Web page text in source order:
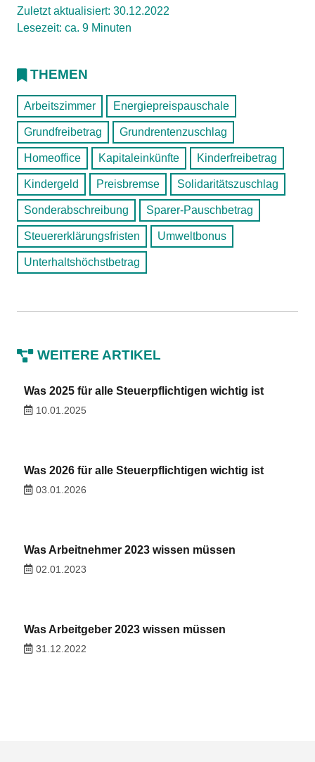
Zuletzt aktualisiert: 30.12.2022
Lesezeit: ca. 9 Minuten
THEMEN
Arbeitszimmer Energiepreispauschale
Grundfreibetrag Grundrentenzuschlag
Homeoffice Kapitaleinkünfte Kinderfreibetrag
Kindergeld Preisbremse Solidaritätszuschlag
Sonderabschreibung Sparer-Pauschbetrag
Steuererklärungsfristen Umweltbonus
Unterhaltshöchstbetrag
WEITERE ARTIKEL
Was 2025 für alle Steuerpflichtigen wichtig ist
10.01.2025
Was 2026 für alle Steuerpflichtigen wichtig ist
03.01.2026
Was Arbeitnehmer 2023 wissen müssen
02.01.2023
Was Arbeitgeber 2023 wissen müssen
31.12.2022